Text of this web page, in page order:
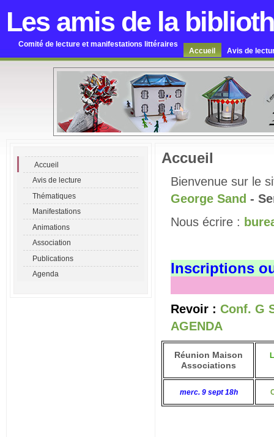
Les amis de la
Comité de lecture et manifestations littéraires
Accueil Avis de
Accueil
Avis de lecture
Thématiques
Manifestations
Animations
Association
Publications
Agenda
Accueil
Bienvenue sur le
George Sand -
Nous écrire :
Inscriptions
Revoir : Conf. G
AGENDA
Réunion Maison
Associations
merc. 9 sept 18h